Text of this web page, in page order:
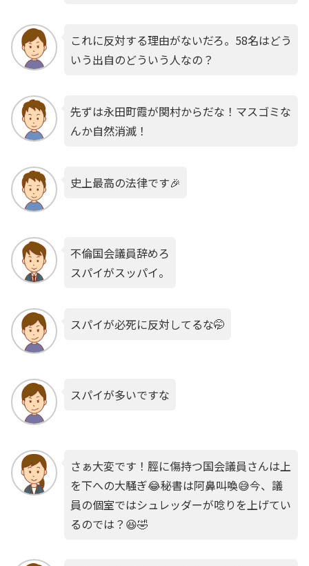
これに反対する理由がないだろ。58名はどう
いう出自のどういう人なの？
先ずは永田町霞が関村からだな！マスゴミな
んか自然消滅！
史上最高の法律です🎉
不倫国会議員辞めろ
スパイがスッパイ。
スパイが必死に反対してるな🤭
スパイが多いですな
さぁ大変です！脛に傷持つ国会議員さんは上
を下への大騒ぎ😂秘書は阿鼻叫喚😅今、議
員の個室ではシュレッダーが唸りを上げてい
るのでは？😆🤣